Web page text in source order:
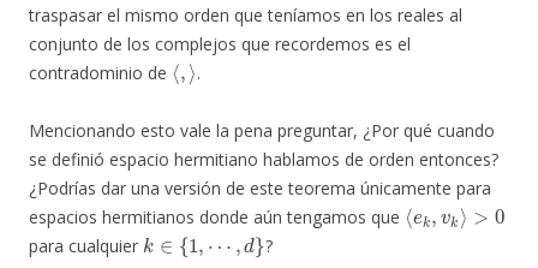
traspasar el mismo orden que teníamos en los reales al
conjunto de los complejos que recordemos es el
contradominio de
⟨,⟩
.
Mencionando esto vale la pena preguntar, ¿Por qué cuando
se definió espacio hermitiano hablamos de orden entonces?
¿Podrías dar una versión de este teorema únicamente para
espacios hermitianos donde aún tengamos que
⟨ek,vk⟩>0
para cualquier
k∈{1, ⋯,d}
?